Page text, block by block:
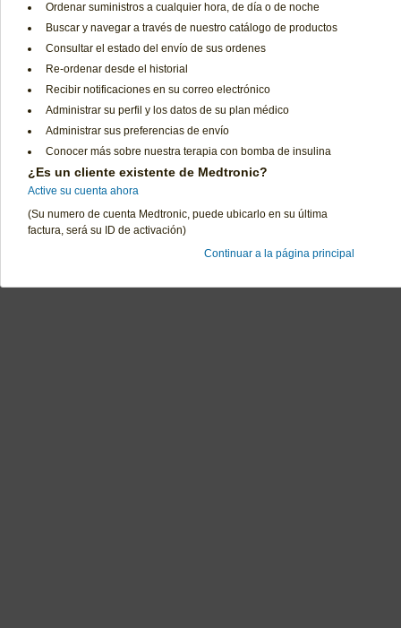
Ordenar suministros a cualquier hora, de día o de noche
Buscar y navegar a través de nuestro catálogo de productos
Consultar el estado del envío de sus ordenes
Re-ordenar desde el historial
Recibir notificaciones en su correo electrónico
Administrar su perfil y los datos de su plan médico
Administrar sus preferencias de envío
Conocer más sobre nuestra terapia con bomba de insulina
¿Es un cliente existente de Medtronic?
Active su cuenta ahora
(Su numero de cuenta Medtronic, puede ubicarlo en su última
factura, será su ID de activación)
Continuar a la página principal